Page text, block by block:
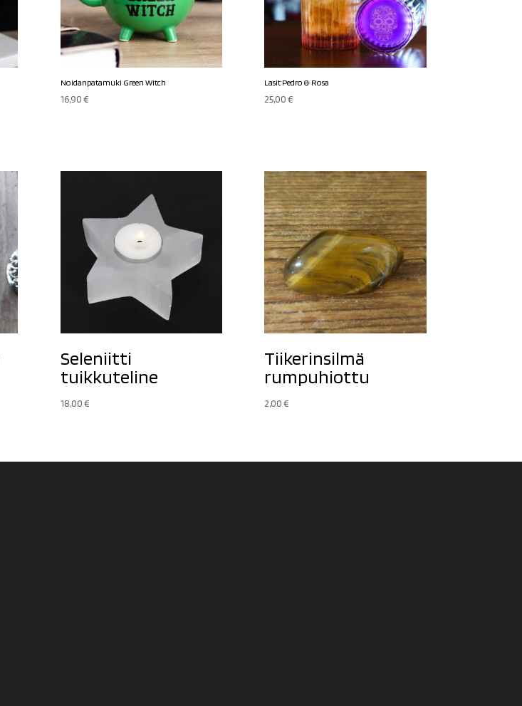
Noidanpatamuki Green Witch
16,90€
Lasit Pedro & Rosa
25,00€
Seleniitti
tuikkuteline
18,00€
Tiikerinsilmä
rumpuhiottu
2,00€